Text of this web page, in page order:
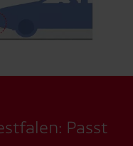
Passt